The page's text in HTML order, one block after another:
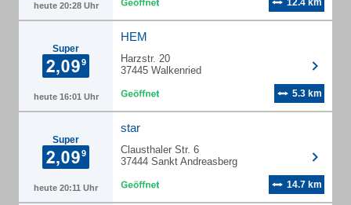
heute 20:28 Uhr 12.4 km
Super
heute 16:01 Uhr
HEM
Harzstr. 20
37445 Walkenried
5.3 km
Super
heute 20:11 Uhr
star
Clausthaler Str. 6
37444 Sankt Andreasberg
14.7 km